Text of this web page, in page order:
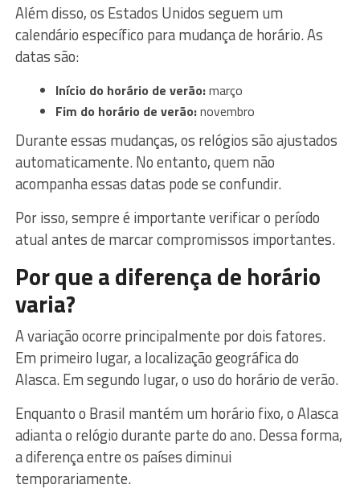
Além disso, os Estados Unidos seguem um
calendário específico para mudança de horário. As
datas são:
Início do horário de verão:março
Fim do horário de verão:novembro
Durante essas mudanças, os relógios são ajustados
automaticamente. No entanto, quem não
acompanha essas datas pode se confundir.
Por isso, sempre é importante verificar o período
atual antes de marcar compromissos importantes.
Por que a diferença de horário
varia?
A variação ocorre principalmente por dois fatores.
Em primeiro lugar, a localização geográfica do
Alasca. Em segundo lugar, o uso do horário de verão.
Enquanto o Brasil mantém um horário fixo, o Alasca
adianta o relógio durante parte do ano. Dessa forma,
a diferença entre os países diminui
temporariamente.